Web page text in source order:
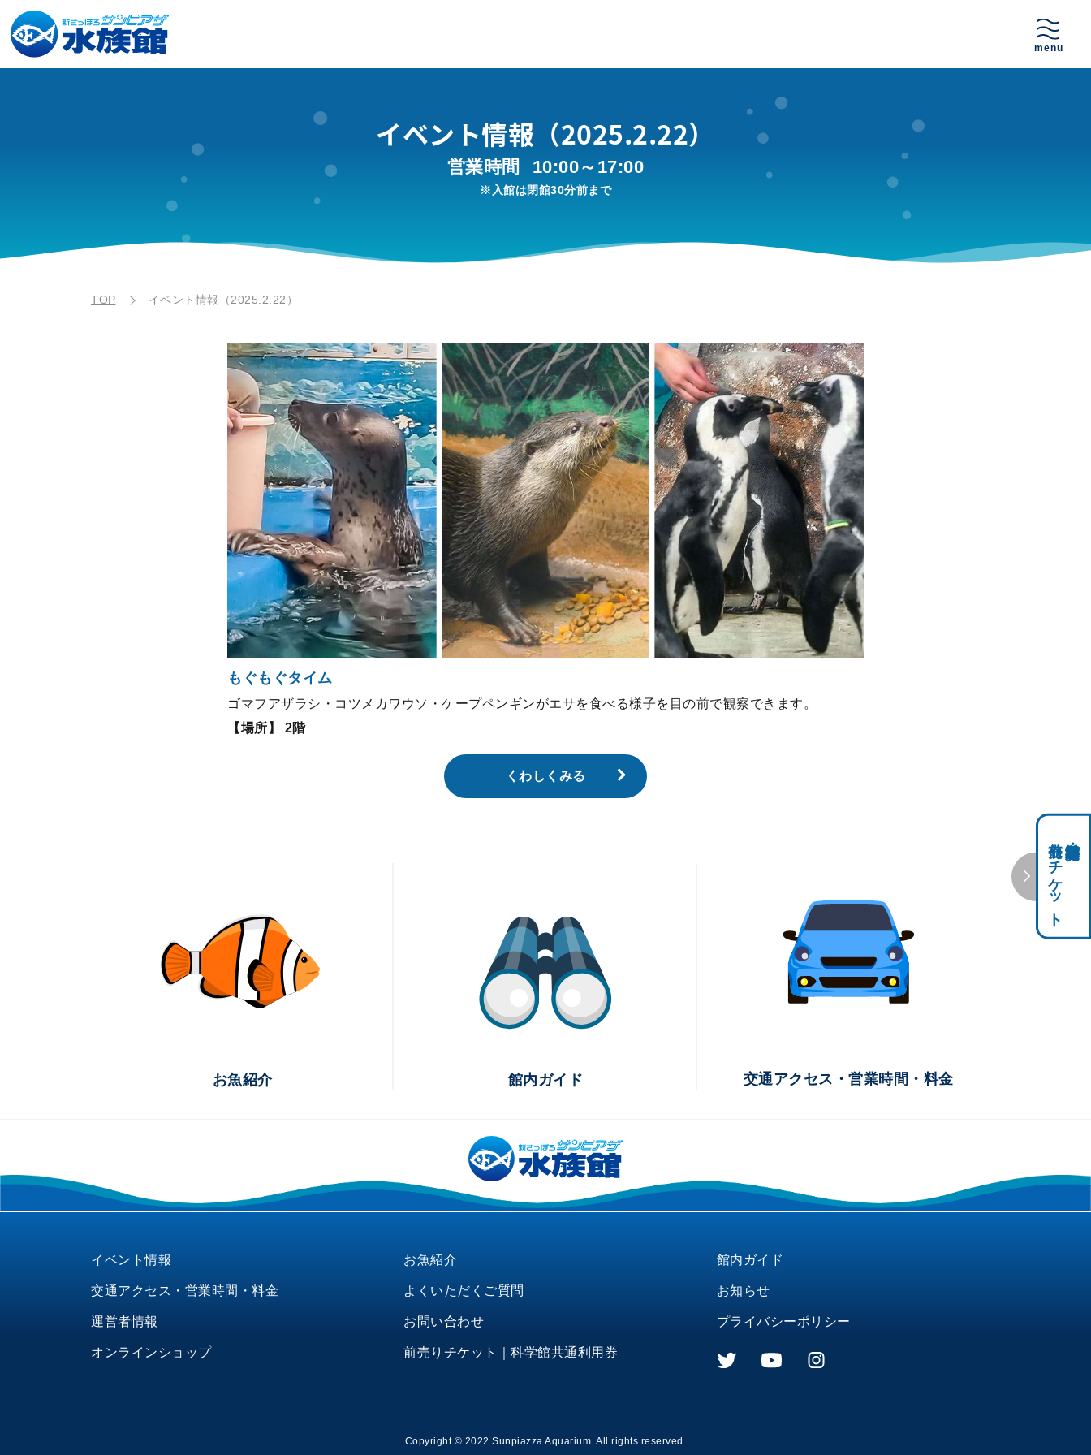
イベント情報（2025.2.22）
営業時間 10:00～17:00
※入館は閉館30分前まで
TOP イベント情報（2025.2.22）
もぐもぐタイム
ゴマフアザラシ・コツメカワウソ・ケープペンギンがエサを食べる様子を目の前で観察できます。
【場所】 2階
くわしくみる
お魚紹介 館内ガイド 交通アクセス・営業時間・料金
前売りチケット
イベント情報 お魚紹介 館内ガイド
交通アクセス・営業時間・料金 よくいただくご質問 お知らせ
運営者情報 お問い合わせ プライバシーポリシー
オンラインショップ 前売りチケット｜科学館共通利用券
Copyright © 2022 Sunpiazza Aquarium. All rights reserved.